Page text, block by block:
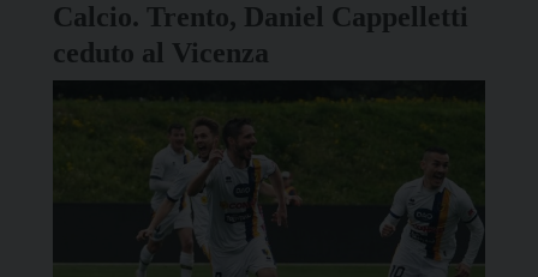
Calcio. Trento, Daniel Cappelletti
ceduto al Vicenza